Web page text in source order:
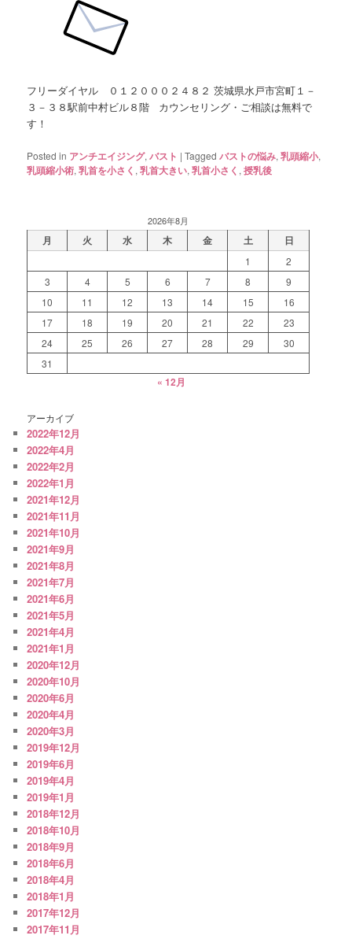
フリーダイヤル ０１２０００２４８２ 茨城県水戸市宮町１－
３－３８駅前中村ビル８階 カウンセリング・ご相談は無料で
す！
Posted in アンチエイジング,バスト |Tagged バストの悩み,乳頭縮小,
乳頭縮小術,乳首を小さく ,乳首大きい,乳首小さく ,授乳後
2026年8月
月 火 水 木 金 土 日
1
2
3
4 5 6 7 8
9
10
11 12 13 14 15
16
17
18 19 20 21 22
23
24
25 26 27 28 29
30
31
« 12月
アーカイブ
2022年12月
2022年4月
2022年2月
2022年1月
2021年12月
2021年11月
2021年10月
2021年9月
2021年8月
2021年7月
2021年6月
2021年5月
2021年4月
2021年1月
2020年12月
2020年10月
2020年6月
2020年4月
2020年3月
2019年12月
2019年6月
2019年4月
2019年1月
2018年12月
2018年10月
2018年9月
2018年6月
2018年4月
2018年1月
2017年12月
2017年11月